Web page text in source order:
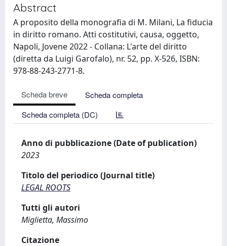
Abstract
A proposito della monografia di M. Milani, La fiducia
in diritto romano. Atti costitutivi, causa, oggetto,
Napoli, Jovene 2022 - Collana: L'arte del diritto
(diretta da Luigi Garofalo), nr. 52, pp. X-526, ISBN:
978-88-243-2771-8.
Scheda breve
Scheda completa
Scheda completa (DC)
Anno di pubblicazione (Date of publication)
2023
Titolo del periodico (Journal title)
LEGAL ROOTS
Tutti gli autori
Miglietta, Massimo
Citazione